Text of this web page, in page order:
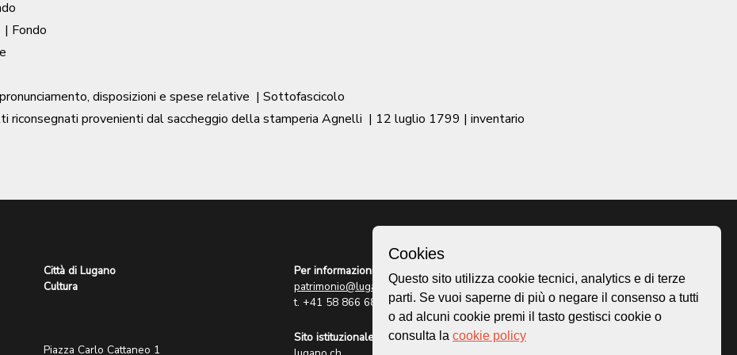
| Fondo
disposizioni e spese relative | Sottofascicolo
riconsegnati provenienti dal saccheggio della stamperia Agnelli | 12 luglio 1799 | inventario
Città di Lugano
Cultura
Piazza Carlo Cattaneo 1
Per informazioni:
patrimonio@lugano.ch
t. +41 58 866 68 50
Sito istituzionale:
Homepage
Mappa
Storie
Cookies
Questo sito utilizza cookie tecnici, analytics e di terze
parti. Se vuoi saperne di più o negare il consenso a tutti
o ad alcuni cookie premi il tasto gestisci cookie o
consulta la cookie policy